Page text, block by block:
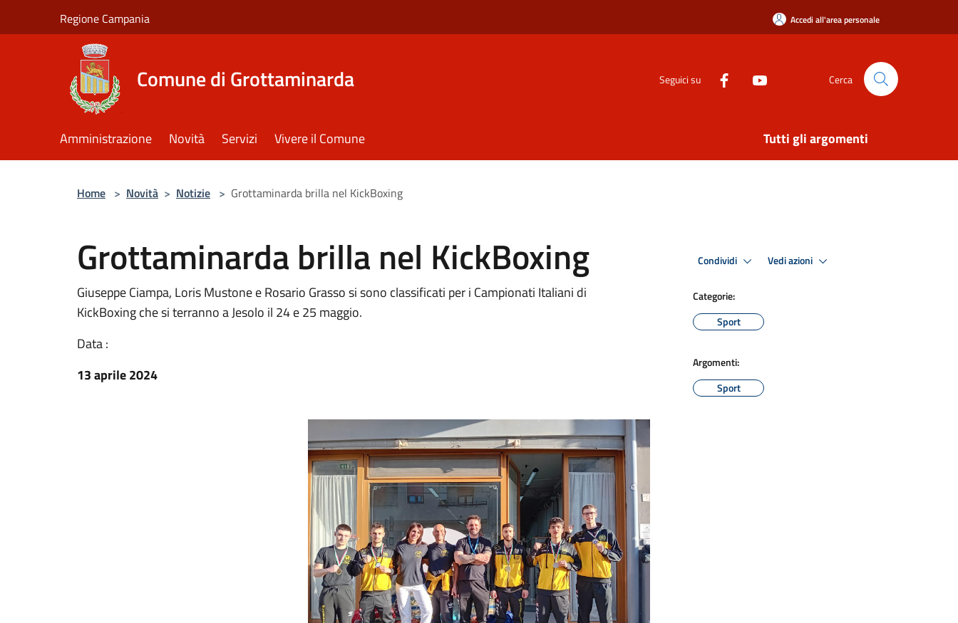
Regione Campania Accedi all'area personale
Comune di Grottaminarda Seguici su Cerca
Amministrazione Novità Servizi Vivere il Comune Tutti gli argomenti
Home > Novità > Notizie > Grottaminarda brilla nel KickBoxing
Grottaminarda brilla nel KickBoxing
Giuseppe Ciampa, Loris Mustone e Rosario Grasso si sono classificati per i Campionati Italiani di
KickBoxing che si terranno a Jesolo il 24 e 25 maggio.
Data :
13 aprile 2024
Condividi Vedi azioni
Categorie:
Sport
Argomenti:
Sport